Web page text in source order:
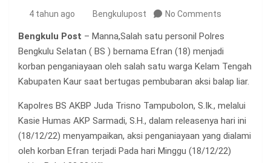
4 tahun ago Bengkulupost No Comments
Bengkulu Post – Manna,Salah satu personil Polres
Bengkulu Selatan ( BS ) bernama Efran (18) menjadi
korban penganiayaan oleh salah satu warga Kelam Tengah
Kabupaten Kaur saat bertugas pembubaran aksi balap liar.
Kapolres BS AKBP Juda Trisno Tampubolon, S.Ik., melalui
Kasie Humas AKP Sarmadi, S.H., dalam releasenya hari ini
(18/12/22) menyampaikan, aksi penganiayaan yang dialami
oleh korban Efran terjadi Pada hari Minggu (18/12/22)